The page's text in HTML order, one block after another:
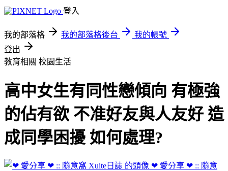
登入
我的部落格 我的部落格後台
我的帳號
登出
教育相關 校園生活
高中女生有同性戀傾向 有極強
的佔有欲 不准好友與人友好 造
成同學困擾 如何處理?
❤ 愛分享 ❤ :: 隨意